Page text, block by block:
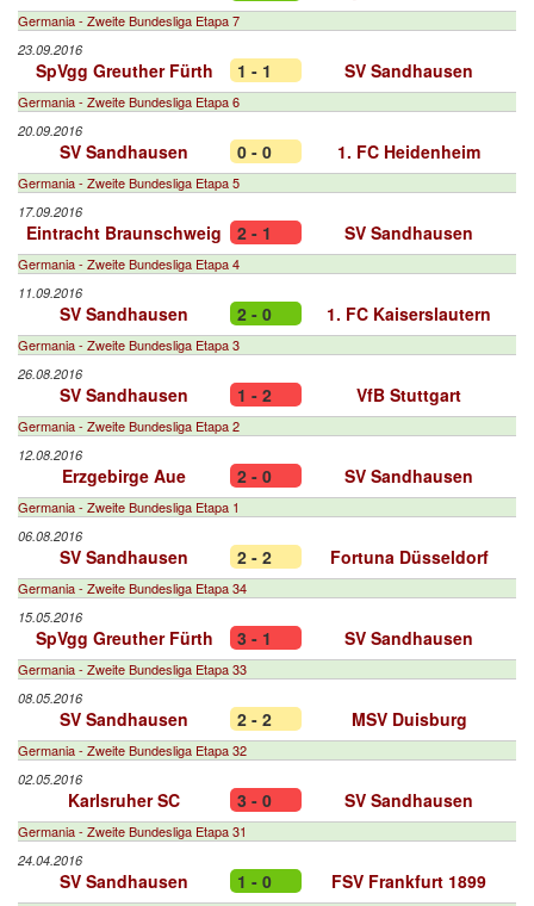
Germania - Zweite Bundesliga Etapa 7
23.09.2016
SpVgg Greuther Fürth 1 - 1 SV Sandhausen
Germania - Zweite Bundesliga Etapa 6
20.09.2016
SV Sandhausen 0 - 0 1. FC Heidenheim
Germania - Zweite Bundesliga Etapa 5
17.09.2016
Eintracht Braunschweig 2 - 1 SV Sandhausen
Germania - Zweite Bundesliga Etapa 4
11.09.2016
SV Sandhausen 2 - 0 1. FC Kaiserslautern
Germania - Zweite Bundesliga Etapa 3
26.08.2016
SV Sandhausen 1 - 2 VfB Stuttgart
Germania - Zweite Bundesliga Etapa 2
12.08.2016
Erzgebirge Aue 2 - 0 SV Sandhausen
Germania - Zweite Bundesliga Etapa 1
06.08.2016
SV Sandhausen 2 - 2 Fortuna Düsseldorf
Germania - Zweite Bundesliga Etapa 34
15.05.2016
SpVgg Greuther Fürth 3 - 1 SV Sandhausen
Germania - Zweite Bundesliga Etapa 33
08.05.2016
SV Sandhausen 2 - 2 MSV Duisburg
Germania - Zweite Bundesliga Etapa 32
02.05.2016
Karlsruher SC 3 - 0 SV Sandhausen
Germania - Zweite Bundesliga Etapa 31
24.04.2016
SV Sandhausen 1 - 0 FSV Frankfurt 1899